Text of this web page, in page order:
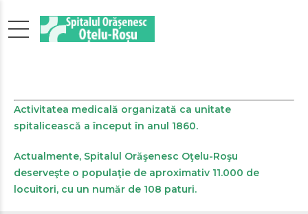
Activitatea medicală organizată ca unitate
spitalicească a început în anul 1860.
Actualmente, Spitalul Orăşenesc Oţelu-Roşu
deserveşte o populaţie de aproximativ 11.000 de
locuitori, cu un număr de 108 paturi.